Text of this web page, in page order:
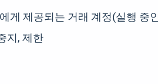
게 제공되는 거래 계정(실행 중
지, 제한